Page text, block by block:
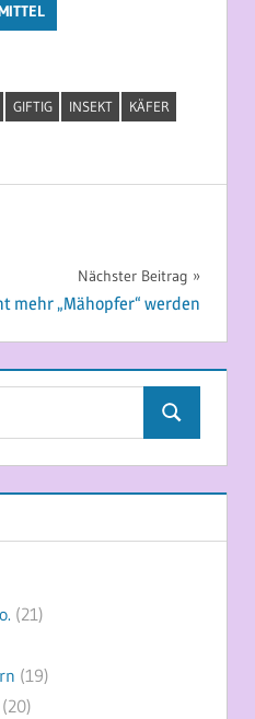
GIFTIG INSEKT
KÄFER
Nächster Beitrag
mehr „Mähopfer“ werden
Suchen
(21)
(19)
(20)